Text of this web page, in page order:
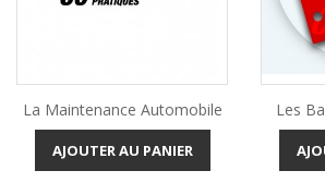
(1 avis)
La Maintenance Automobile
AJOUTER AU PANIER
Les